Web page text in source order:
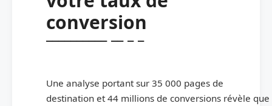
conversion
Une analyse portant sur 35 000 pages de
destination et 44 millions de conversions révèle que